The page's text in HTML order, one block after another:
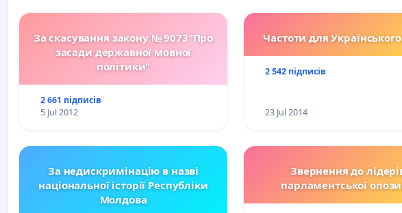
За скасування закону № 9073"Про
засади державної мовної
політики"
2 661 підписів
5 Jul 2012
Частоти для
2 542 підписів
23 Jul 2014
За недискримінацію в назві
національної історії Республіки
Молдова
Звернення до
парламентської